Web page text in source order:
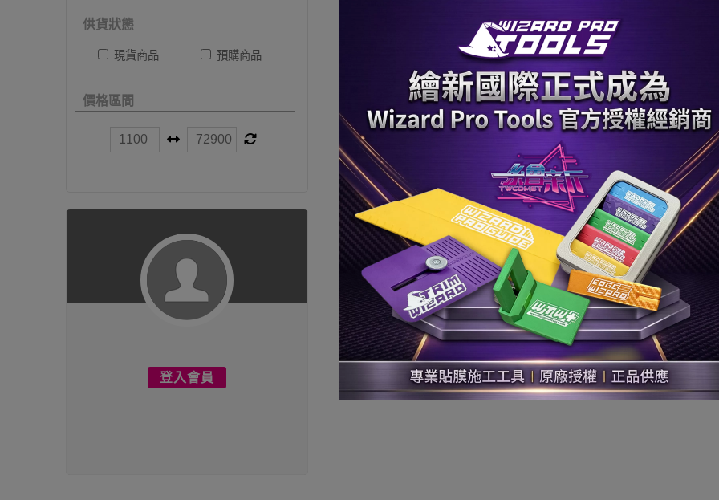
供貨狀態
現貨商品 預購商品
價格區間
登入會員
『韓國BODAQ室內裝潢膜』
【金/編織】BODAQ-APZ25
$1,200 立即搶購
『韓國BODAQ室內裝潢
【編織】BODAQ-
$2,700 立